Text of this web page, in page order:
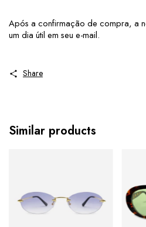
Após a confirmação de compra, a
um dia útil em seu e-mail.
Share
Similar products